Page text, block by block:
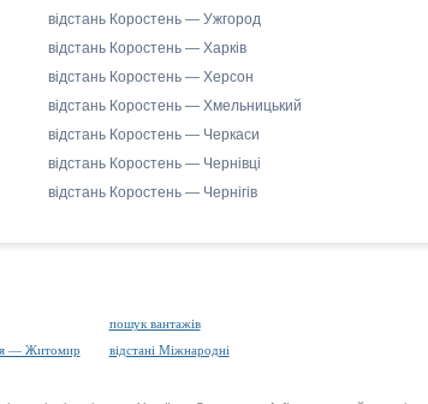
відстань Коростень — Ужгород
відстань Коростень — Харків
відстань Коростень — Херсон
відстань Коростень — Хмельницький
відстань Коростень — Черкаси
відстань Коростень — Чернівці
відстань Коростень — Чернігів
пошук вантажів
— Житомир відстані Міжнародні